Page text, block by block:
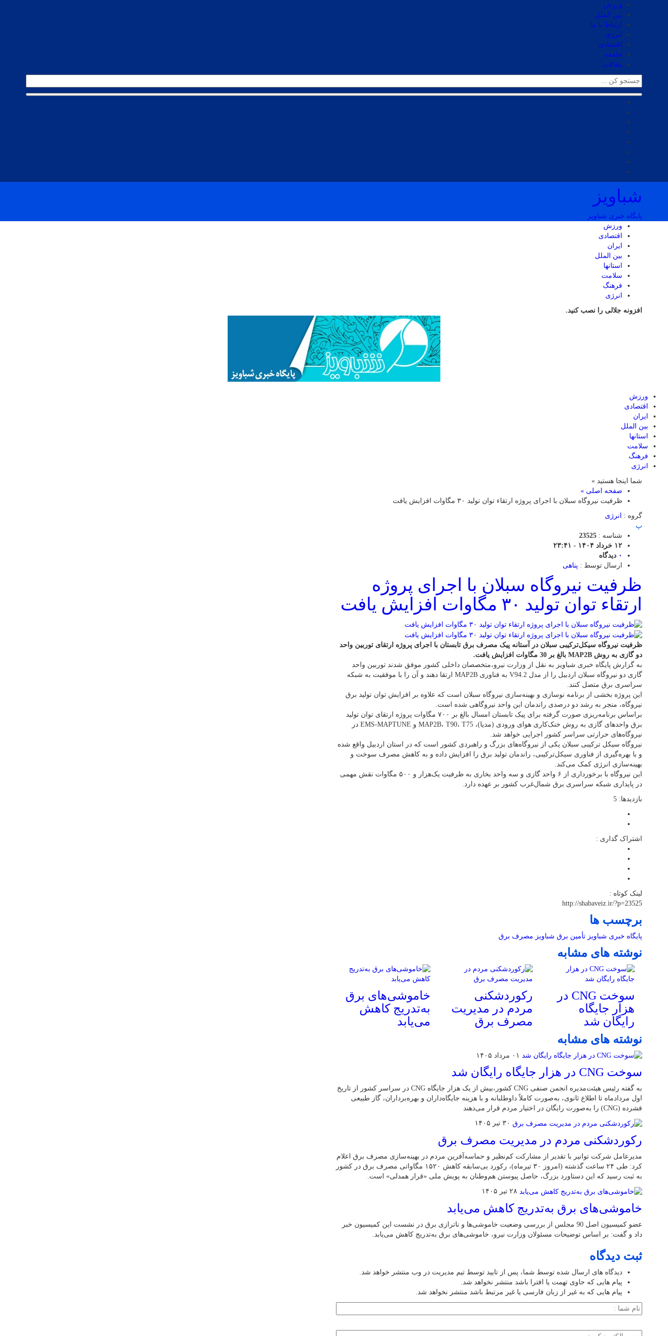
ورزش
بین الملل
ارتباط با ما
انرژی
اقتصادی
جامعه
مقالات
شباویز
پایگاه خبری شباویز
ورزش
اقتصادی
ایران
بین الملل
استانها
سلامت
فرهنگ
انرژی
افزونه جلالی را نصب کنید.
ورزش
اقتصادی
ایران
بین الملل
استانها
سلامت
فرهنگ
انرژی
شما اینجا هستید »
صفحه اصلی »
ظرفیت نیروگاه سبلان با اجرای پروژه ارتقاء توان تولید ۳۰ مگاوات افزایش یافت
گروه :
انرژی
پ
شناسه : 23525
۱۲ خرداد ۱۴۰۴ - ۲۳:۴۱
۰ دیدگاه
ارسال توسط : پناهی
ظرفیت نیروگاه سبلان با اجرای پروژه
ارتقاء توان تولید ۳۰ مگاوات افزایش یافت
ظرفیت نیروگاه سیکل‌ترکیبی سبلان در آستانه پیک مصرف برق تابستان با اجرای پروژه ارتقای توربین واحد
دو گازی به روش MAP2B بالغ بر 30 مگاوات افزایش یافت.
به گزارش پایگاه خبری شباویز به نقل از وزارت نیرو،متخصصان داخلی کشور موفق شدند توربین واحد
گازی دو نیروگاه سبلان اردبیل را از مدل V94.2 به فناوری MAP2B ارتقا دهند و آن را با موفقیت به شبکه
سراسری برق متصل کنند.
این پروژه بخشی از برنامه نوسازی و بهینه‌سازی نیروگاه سبلان است که علاوه بر افزایش توان تولید برق
نیروگاه، منجر به رشد دو درصدی راندمان این واحد نیروگاهی شده است.
براساس برنامه‌ریزی صورت گرفته برای پیک تابستان امسال بالغ بر ۷۰۰ مگاوات پروژه ارتقای توان تولید
برق واحدهای گازی به روش خنک‌کاری هوای ورودی (مدیا)، MAP2B، T90، T75 و EMS-MAPTUNE در
نیروگاه‌های حرارتی سراسر کشور اجرایی خواهد شد.
نیروگاه سیکل ترکیبی سبلان یکی از نیروگاه‌های بزرگ و راهبردی کشور است که در استان اردبیل واقع شده
و با بهره‌گیری از فناوری سیکل‌ترکیبی، راندمان تولید برق را افزایش داده و به کاهش مصرف سوخت و
بهینه‌سازی انرژی کمک می‌کند.
این نیروگاه با برخورداری از ۶ واحد گازی و سه واحد بخاری به ظرفیت یک‌هزار و ۵۰۰ مگاوات نقش مهمی
در پایداری شبکه سراسری برق شمال‌غرب کشور بر عهده دارد.
بازدیدها: 5
اشتراک گذاری :
لینک کوتاه :
http://shabaveiz.ir/?p=23525
برچسب ها
پایگاه خبری شباویز تأمین برق شباویز مصرف برق
نوشته های مشابه
سوخت CNG در
هزار جایگاه
رایگان شد
رکوردشکنی
مردم در مدیریت
مصرف برق
خاموشی‌های برق
به‌تدریج کاهش
می‌یابد
نوشته های مشابه
۰۱ مرداد ۱۴۰۵
سوخت CNG در هزار جایگاه رایگان شد
به گفته رئیس هیئت‌مدیره انجمن صنفی CNG کشور،بیش از یک هزار جایگاه CNG در سراسر کشور از تاریخ
اول مردادماه تا اطلاع ثانوی، به‌صورت کاملاً داوطلبانه و با هزینه جایگاه‌داران و بهره‌برداران، گاز طبیعی
فشرده (CNG) را به‌صورت رایگان در اختیار مردم قرار می‌دهند
۳۰ تیر ۱۴۰۵
رکوردشکنی مردم در مدیریت مصرف برق
مدیرعامل شرکت توانیر با تقدیر از مشارکت کم‌نظیر و حماسه‌آفرین مردم در بهینه‌سازی مصرف برق اعلام
کرد: طی ۲۴ ساعت گذشته (امروز ۳۰ تیرماه)، رکورد بی‌سابقه کاهش ۱۵۲۰ مگاواتی مصرف برق در کشور
به ثبت رسید که این دستاورد بزرگ، حاصل پیوستن هم‌وطنان به پویش ملی «قرار همدلی» است.
۲۸ تیر ۱۴۰۵
خاموشی‌های برق به‌تدریج کاهش می‌یابد
عضو کمیسیون اصل 90 مجلس از بررسی وضعیت خاموشی‌ها و ناترازی برق در نشست این کمیسیون خبر
داد و گفت: بر اساس توضیحات مسئولان وزارت نیرو، خاموشی‌های برق به‌تدریج کاهش می‌یابد.
ثبت دیدگاه
دیدگاه های ارسال شده توسط شما، پس از تایید توسط تیم مدیریت در وب منتشر خواهد شد.
پیام هایی که حاوی تهمت یا افترا باشد منتشر نخواهد شد.
پیام هایی که به غیر از زبان فارسی یا غیر مرتبط باشد منتشر نخواهد شد.